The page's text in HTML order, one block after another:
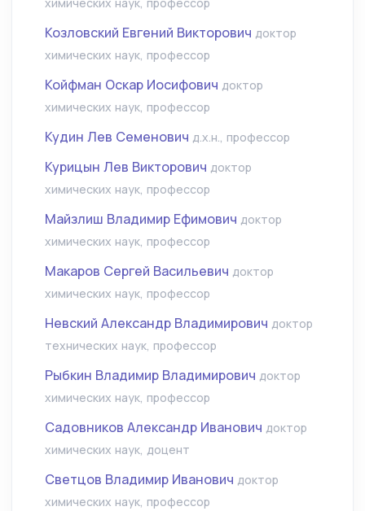
Козловский Евгений Викторович доктор
химических наук, профессор
Койфман Оскар Иосифович доктор
химических наук, профессор
Кудин Лев Семенович д.х.н., профессор
Курицын Лев Викторович доктор
химических наук, профессор
Майзлиш Владимир Ефимович доктор
химических наук, профессор
Макаров Сергей Васильевич доктор
химических наук, профессор
Невский Александр Владимирович доктор
технических наук, профессор
Рыбкин Владимир Владимирович доктор
химических наук, профессор
Садовников Александр Иванович доктор
химических наук, доцент
Светцов Владимир Иванович доктор
химических наук, профессор